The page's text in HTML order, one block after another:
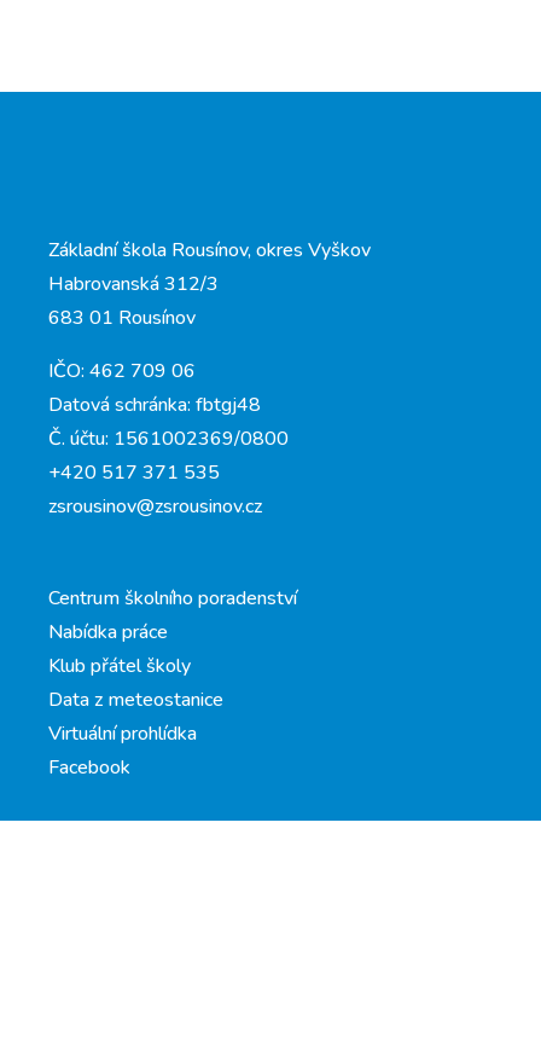
Základní škola Rousínov, okres Vyškov
Habrovanská 312/3
683 01 Rousínov
IČO: 462 709 06
Datová schránka: fbtgj48
Č. účtu: 1561002369/0800
+420 517 371 535
zsrousinov@zsrousinov.cz
Centrum školního poradenství
Nabídka práce
Klub přátel školy
Data z meteostanice
Virtuální prohlídka
Facebook